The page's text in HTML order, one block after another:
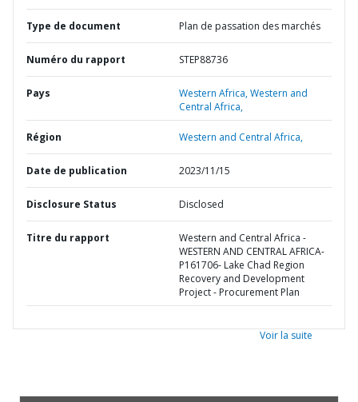
Type de document Plan de passation des marchés
Numéro du rapport STEP88736
Pays Western Africa,Western and
Central Africa,
Région Western and Central Africa,
Date de publication 2023/11/15
Disclosure Status Disclosed
Titre du rapport
Western and Central Africa -
WESTERN AND CENTRAL AFRICA-
P161706- Lake Chad Region
Recovery and Development
Project - Procurement Plan
Voir la suite